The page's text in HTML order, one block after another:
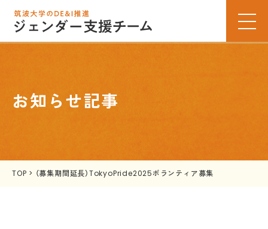
お知らせ記事
TOP > （募集期間延長）TokyoPride2025ボランティア募集